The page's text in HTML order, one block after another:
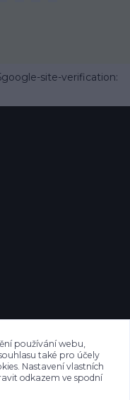
site-verification:
používání webu,
také pro účely
Nastavení vlastních
odkazem ve spodní